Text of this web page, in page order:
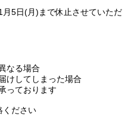
5日(月)まで休止させていただ
なる場合
けしてしまった場合
っております
ください